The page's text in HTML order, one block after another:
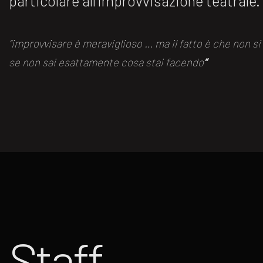
“improvvisare è meraviglioso … ma il fatto è che non
se non sai esattamente cosa stai facendo“